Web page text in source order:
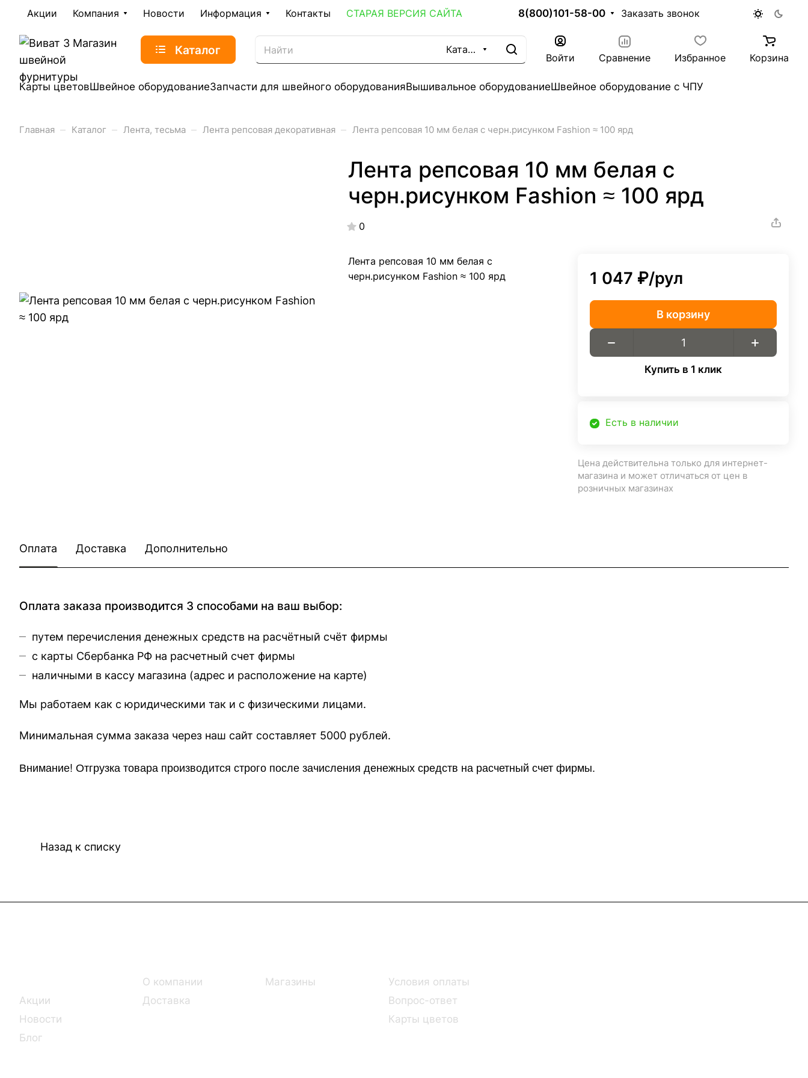
Акции Компания Новости Информация Контакты СТАРАЯ ВЕРСИЯ САЙТА 8(800)101-58-00 Заказать звонок
Каталог Каталог
Войти Сравнение Избранное Корзина
Карты цветовШвейное оборудованиеЗапчасти для швейного оборудованияВышивальное оборудованиеШвейное оборудование с ЧПУ
Главная – Каталог – Лента, тесьма – Лента репсовая декоративная – Лента репсовая 10 мм белая с черн.рисунком Fashion ≈ 100 ярд
Лента репсовая 10 мм белая с
черн.рисунком Fashion ≈ 100 ярд
0
Лента репсовая 10 мм белая с
черн.рисунком Fashion ≈ 100 ярд
1 047 ₽/рул
В корзину
Купить в 1 клик
Есть в наличии
Цена действительна только для интернет-
магазина и может отличаться от цен в
розничных магазинах
Оплата Доставка Дополнительно
Оплата заказа производится 3 способами на ваш выбор:
путем перечисления денежных средств на расчётный счёт фирмы
с карты Сбербанка РФ на расчетный счет фирмы
наличными в кассу магазина (адрес и расположение на карте)
Мы работаем как с юридическими так и с физическими лицами.
Минимальная сумма заказа через наш сайт составляет 5000 рублей.
Внимание! Отгрузка товара производится строго после зачисления денежных средств на расчетный счет фирмы.
Назад к списку
Акции
Новости
Блог
О компании
Доставка
Магазины
Условия оплаты
Вопрос-ответ
Карты цветов